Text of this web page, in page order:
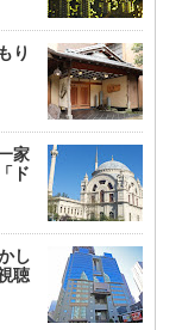
り
家
ド
し
聴